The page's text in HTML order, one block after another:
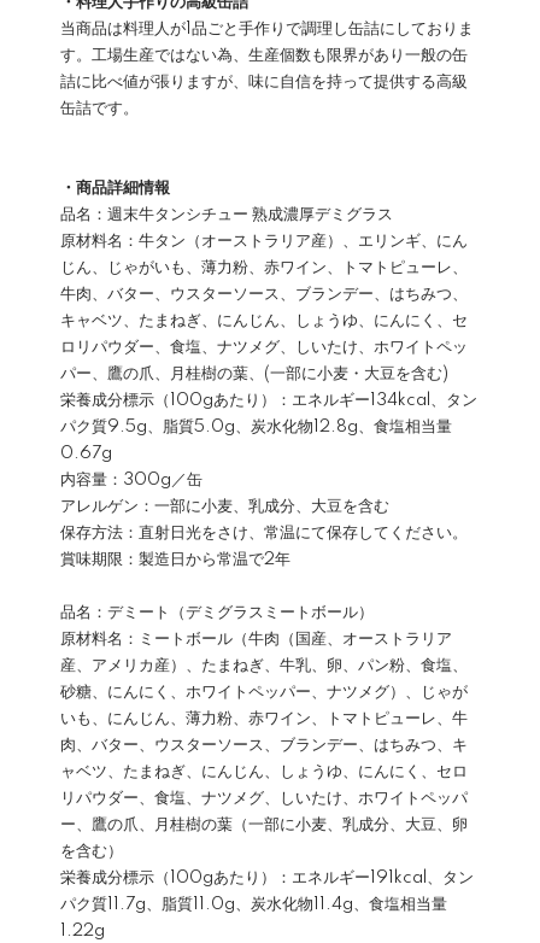
当商品は料理人が1品ごと手作りで調理し缶詰にしておりま
す。工場生産ではない為、生産個数も限界があり一般の缶
詰に比べ値が張りますが、味に自信を持って提供する高級
缶詰です。
・商品詳細情報
品名：週末牛タンシチュー 熟成濃厚デミグラス
原材料名：牛タン（オーストラリア産）、エリンギ、にん
じん、じゃがいも、薄力粉、赤ワイン、トマトピューレ、
牛肉、バター、ウスターソース、ブランデー、はちみつ、
キャベツ、たまねぎ、にんじん、しょうゆ、にんにく、セ
ロリパウダー、食塩、ナツメグ、しいたけ、ホワイトペッ
パー、鷹の爪、月桂樹の葉、(一部に小麦・大豆を含む)
栄養成分標示（100gあたり）：エネルギー134kcal、タン
パク質9.5g、脂質5.0g、炭水化物12.8g、食塩相当量
0.67g
内容量：300g／缶
アレルゲン：一部に小麦、乳成分、大豆を含む
保存方法：直射日光をさけ、常温にて保存してください。
賞味期限：製造日から常温で2年
品名：デミート（デミグラスミートボール）
原材料名：ミートボール（牛肉（国産、オーストラリア
産、アメリカ産）、たまねぎ、牛乳、卵、パン粉、食塩、
砂糖、にんにく、ホワイトペッパー、ナツメグ）、じゃが
いも、にんじん、薄力粉、赤ワイン、トマトピューレ、牛
肉、バター、ウスターソース、ブランデー、はちみつ、キ
ャベツ、たまねぎ、にんじん、しょうゆ、にんにく、セロ
リパウダー、食塩、ナツメグ、しいたけ、ホワイトペッパ
ー、鷹の爪、月桂樹の葉（一部に小麦、乳成分、大豆、卵
を含む）
栄養成分標示（100gあたり）：エネルギー191kcal、タン
パク質11.7g、脂質11.0g、炭水化物11.4g、食塩相当量
1.22g